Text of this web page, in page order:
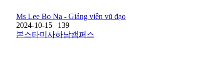
Ms Lee Bo Na - Giảng viên vũ đạo
2024-10-15 | 139
본스타미사하남캠퍼스